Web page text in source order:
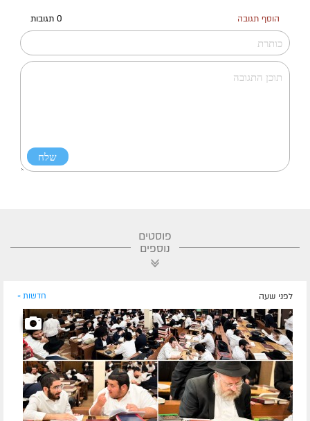
הוסף תגובה 0 תגובות
פוסטים
נוספים
לפני שעה חדשות »